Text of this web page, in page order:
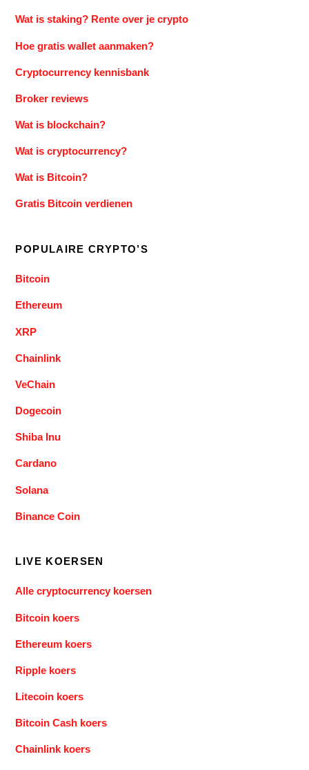
Wat is staking? Rente over je crypto
Hoe gratis wallet aanmaken?
Cryptocurrency kennisbank
Broker reviews
Wat is blockchain?
Wat is cryptocurrency?
Wat is Bitcoin?
Gratis Bitcoin verdienen
POPULAIRE CRYPTO’S
Bitcoin
Ethereum
XRP
Chainlink
VeChain
Dogecoin
Shiba Inu
Cardano
Solana
Binance Coin
LIVE KOERSEN
Alle cryptocurrency koersen
Bitcoin koers
Ethereum koers
Ripple koers
Litecoin koers
Bitcoin Cash koers
Chainlink koers